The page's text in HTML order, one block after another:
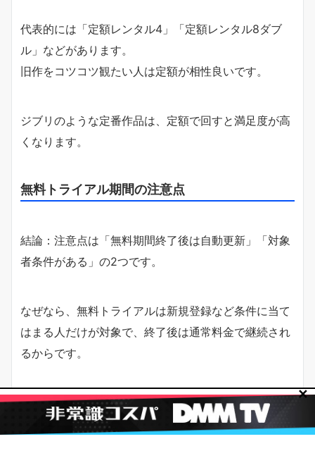
代表的には「定額レンタル4」「定額レンタル8ダブ
ル」などがあります。
旧作をコツコツ観たい人は定額が相性良いです。
ジブリのような定番作品は、定額で回すと満足度が高
くなります。
無料トライアル期間の注意点
結論：注意点は「無料期間終了後は自動更新」「対象
者条件がある」の2つです。
なぜなら、無料トライアルは新規登録など条件に当て
はまる人だけが対象で、終了後は通常料金で継続され
るからです。
具体的には、無料期間で終えたい場合は、期限より前
に解約手続きを進めます。
✕